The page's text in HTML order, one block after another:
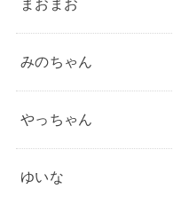
まおまお
みのちゃん
やっちゃん
ゆいな